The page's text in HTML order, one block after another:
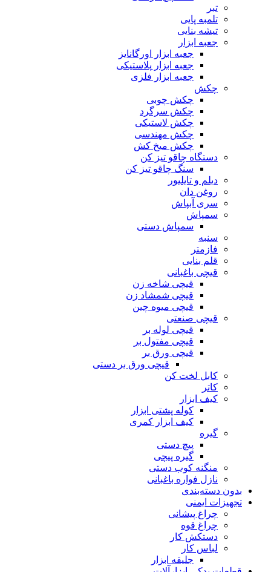
تبر
تلمبه پایی
تیشه بنایی
جعبه ابزار
جعبه ابزار اورگانایز
جعبه ابزار پلاستیکی
جعبه ابزار فلزی
چکش
چکش چوبی
چکش سرگرد
چکش لاستیکی
چکش مهندسی
چکش میخ کش
دستگاه چاقو تیز کن
سنگ چاقو تیز کن
دیلم و تایلیور
روغن دان
سری آبپاش
سمپاش
سمپاش دستی
سنبه
فازمتر
قلم بنایی
قیچی باغبانی
قیچی شاخه زن
قیچی شمشاد زن
قیچی میوه چین
قیچی صنعتی
قیچی لوله بر
قیچی مفتول بر
قیچی ورق بر
قیچی ورق بر دستی
کابل لخت کن
کاتر
کیف ابزار
کوله پشتی ابزار
کیف ابزار کمری
گیره
پیچ دستی
گیره پیچی
منگنه کوب دستی
نازل فواره باغبانی
بدون دسته‌بندی
تجهیزات ایمنی
چراغ پیشانی
چراغ قوه
دستکش کار
لباس کار
جلیقه ابزار